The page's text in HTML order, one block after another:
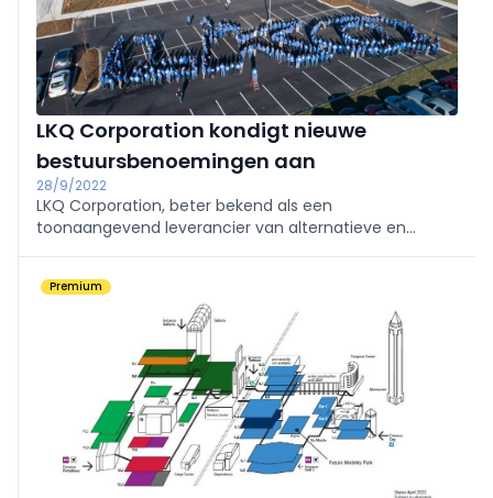
LKQ Corporation kondigt nieuwe
bestuursbenoemingen aan
28/9/2022
LKQ Corporation, beter bekend als een
toonaangevend leverancier van alternatieve en
Executive Vice President Varun Laroyia en Chief
Financial Officer Rick Galloway zijn de gelukkigen.
Premium